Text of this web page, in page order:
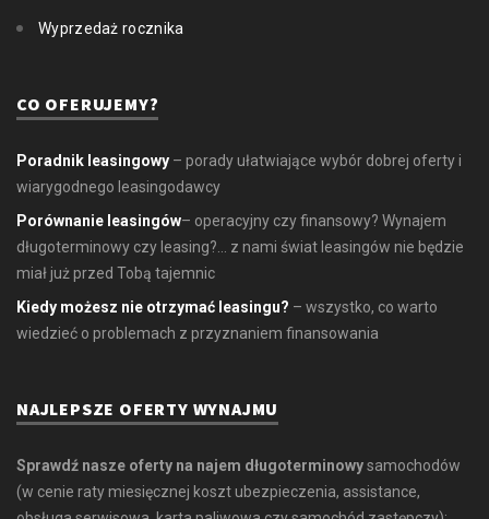
Wyprzedaż rocznika
CO OFERUJEMY?
Poradnik leasingowy – porady ułatwiające wybór dobrej oferty i
wiarygodnego leasingodawcy
Porównanie leasingów– operacyjny czy finansowy? Wynajem
długoterminowy czy leasing?... z nami świat leasingów nie będzie
miał już przed Tobą tajemnic
Kiedy możesz nie otrzymać leasingu? – wszystko, co warto
wiedzieć o problemach z przyznaniem finansowania
NAJLEPSZE OFERTY WYNAJMU
Sprawdź nasze oferty na najem długoterminowysamochodów
(w cenie raty miesięcznej koszt ubezpieczenia, assistance,